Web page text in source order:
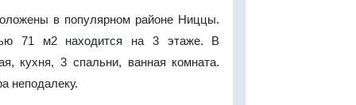
в популярном районе Ниццы.
71 м2 находится на 3 этаже. В
кухня, 3 спальни, ванная комната.
неподалеку.